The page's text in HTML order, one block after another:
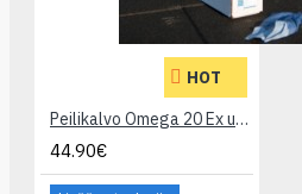
HOT
Peilikalvo Omega 20 Ex ulkokäyttöön
44.90€